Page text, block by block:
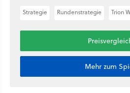
Strategie Rundenstrategie Trion
Mehr zum